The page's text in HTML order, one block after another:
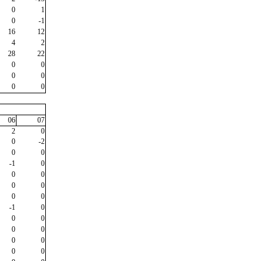
0
1
0
-1
16
12
4
2
28
22
0
0
0
0
0
0
06
07
2
0
0
-2
0
0
-1
0
0
0
0
0
0
0
-1
0
0
0
0
0
0
0
0
0